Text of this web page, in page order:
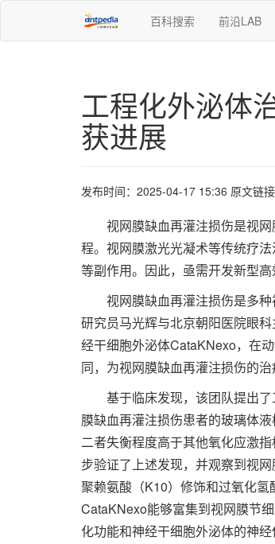
百科搜索 前沿LAB
工程化外泌体
获进展
发布时间：2025-04-17 15:36 原文链接
视网膜缺血再灌注损伤是视网
程。视网膜激光光凝术等传统疗
等副作用。因此，亟需开发新型
视网膜缺血再灌注损伤是多种
研究员马光辉与北京朝阳医院眼
经干细胞外泌体CataKNexo，在
同，为视网膜缺血再灌注损伤的治
基于临床发现，该团队提出了
膜缺血再灌注损伤患者的玻璃体
二者失衡程度高于其他氧化应激
步验证了上述发现，并观察到视
聚赖氨酸（K10）修饰和过氧化氢
CataKNexo能够富集到视网膜节
化功能和神经干细胞外泌体的神经